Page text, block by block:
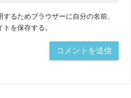
るためブラウザーに自分の名前、
を保存する。